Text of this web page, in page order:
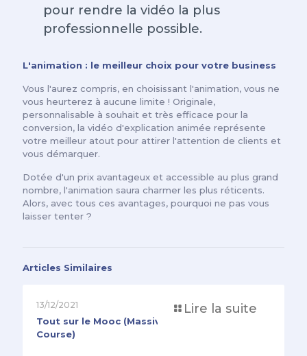
pour rendre la vidéo la plus
professionnelle possible.
L'animation : le meilleur choix pour votre business
Vous l'aurez compris, en choisissant l'animation, vous ne
vous heurterez à aucune limite ! Originale,
personnalisable à souhait et très efficace pour la
conversion, la vidéo d'explication animée représente
votre meilleur atout pour attirer l'attention de clients et
vous démarquer.
Dotée d'un prix avantageux et accessible au plus grand
nombre, l'animation saura charmer les plus réticents.
Alors, avec tous ces avantages, pourquoi ne pas vous
laisser tenter ?
Articles Similaires
13/12/2021
Tout sur le Mooc (Massive Open Online
Course)
Lire la suite